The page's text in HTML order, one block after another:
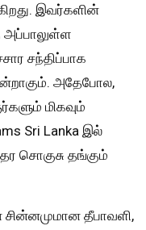
இவர்களின்
அப்பாலுள்ள
சந்திப்பாக
அதேபோல,
மிகவும்
Sri Lanka இல்
சொகுசு தங்கும்
சின்னமுமான தீபாவளி,